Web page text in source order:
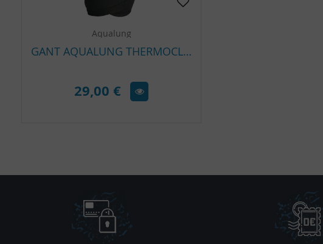
Aqualung
GANT AQUALUNG THERMOCLINE 5 MM
29,00 €